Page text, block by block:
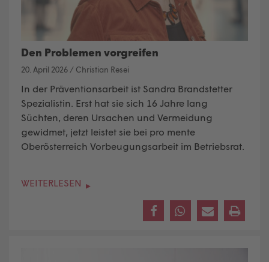
Den Problemen vorgreifen
20. April 2026 / Christian Resei
In der Präventionsarbeit ist Sandra Brandstetter
Spezialistin. Erst hat sie sich 16 Jahre lang
Süchten, deren Ursachen und Vermeidung
gewidmet, jetzt leistet sie bei pro mente
Oberösterreich Vorbeugungsarbeit im Betriebsrat.
WEITERLESEN